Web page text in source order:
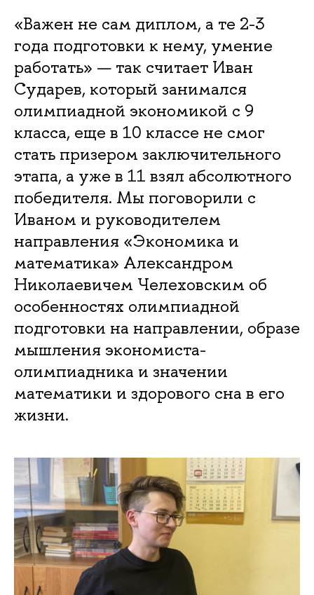
«Важен не сам диплом, а те 2-3
года подготовки к нему, умение
работать» — так считает Иван
Сударев, который занимался
олимпиадной экономикой с 9
класса, еще в 10 классе не смог
стать призером заключительного
этапа, а уже в 11 взял абсолютного
победителя. Мы поговорили с
Иваном и руководителем
направления «Экономика и
математика» Александром
Николаевичем Челеховским об
особенностях олимпиадной
подготовки на направлении, образе
мышления экономиста-
олимпиадника и значении
математики и здорового сна в его
жизни.